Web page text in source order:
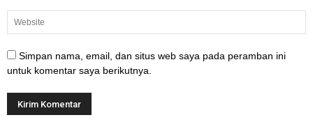
Simpan nama, email, dan situs web saya pada peramban ini
untuk komentar saya berikutnya.